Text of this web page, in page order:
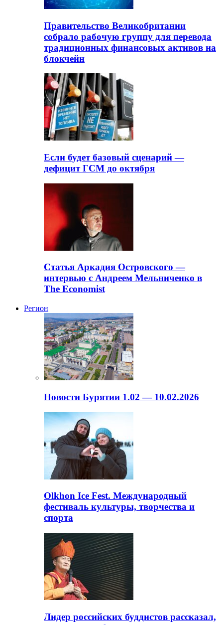
Правительство Великобритании
собрало рабочую группу для перевода
традиционных финансовых активов на
блокчейн
Если будет базовый сценарий —
дефицит ГСМ до октября
Статья Аркадия Островского —
интервью с Андреем Мельниченко в
The Economist
Регион
Новости Бурятии 1.02 — 10.02.2026
Olkhon Ice Fest. Международный
фестиваль культуры, творчества и
спорта
Лидер российских буддистов рассказал,